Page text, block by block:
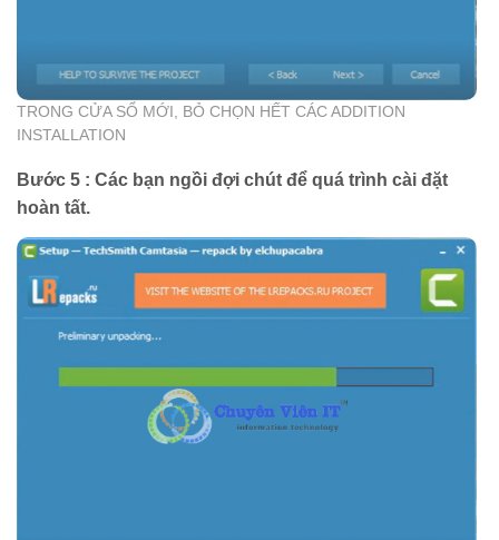
TRONG CỬA SỔ MỚI, BỎ CHỌN HẾT CÁC ADDITION
INSTALLATION
Bước 5 : Các bạn ngồi đợi chút để quá trình cài đặt
hoàn tất.